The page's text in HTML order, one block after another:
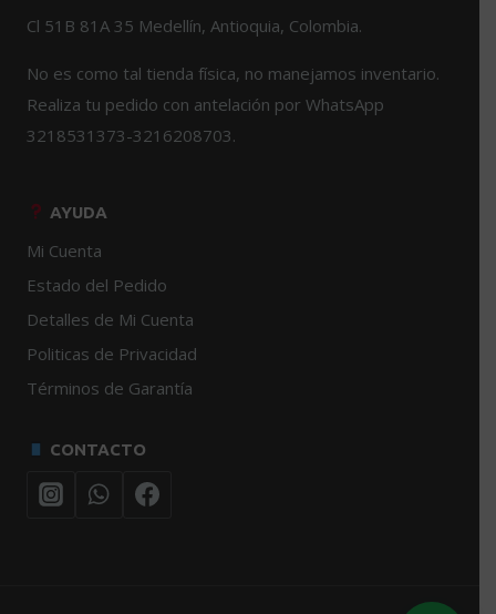
Cl 51B 81A 35 Medellín, Antioquia, Colombia.
No es como tal tienda física, no manejamos inventario.
Realiza tu pedido con antelación por WhatsApp
3218531373-3216208703.
AYUDA
Mi Cuenta
Estado del Pedido
Detalles de Mi Cuenta
Politicas de Privacidad
Términos de Garantía
CONTACTO